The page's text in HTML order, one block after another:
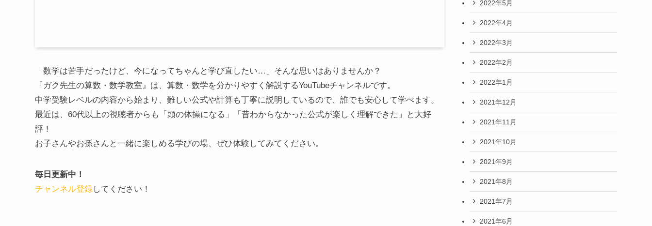
「数学は苦手だったけど、今になってちゃんと学び直したい…」そんな思いはありませんか？
『ガク先生の算数・数学教室』は、算数・数学を分かりやすく解説するYouTubeチャンネルです。
中学受験レベルの内容から始まり、難しい公式や計算も丁寧に説明しているので、誰でも安心して学べます。
最近は、60代以上の視聴者からも「頭の体操になる」「昔わからなかった公式が楽しく理解できた」と大好
評！
お子さんやお孫さんと一緒に楽しめる学びの場、ぜひ体験してみてください。
毎日更新中！
チャンネル登録してください！
2022年5月
2022年4月
2022年3月
2022年2月
2022年1月
2021年12月
2021年11月
2021年10月
2021年9月
2021年8月
2021年7月
2021年6月